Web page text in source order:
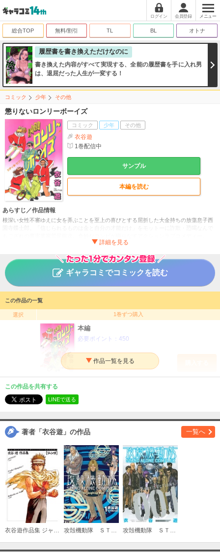
ログイン 会員登録 メニュー
総合TOP 無料/割引 TL BL オトナ
履歴書を書き換えただけなのに
書き換えた内容がすべて実現する、全能の履歴書を手に入れ男
は、退屈だった人生が一変する！
コミック 少年 その他
懲りないロンリーボーイズ
コミック 少年 その他
衣谷遊
1巻配信中
サンプル
本編を読む
あらすじ／作品情報
根深い女性不審ゆえに女を弄ぶことを至上の喜びとする屈折した大金持ちの放蕩息子西
衣谷遊
出版社 Jコミックテラス
ギャラコミでコミックを読む
この作品の一覧
選択 1巻ずつ購入
本編
必要ポイント： 450
この作品を共有する
LINEで送る
著者「衣谷遊」の作品 一覧へ